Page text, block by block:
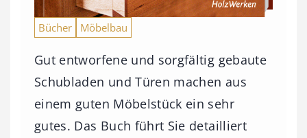
Bücher Möbelbau
Gut entworfene und sorgfältig gebaute
Schubladen und Türen machen aus
einem guten Möbelstück ein sehr
gutes. Das Buch führt Sie detailliert